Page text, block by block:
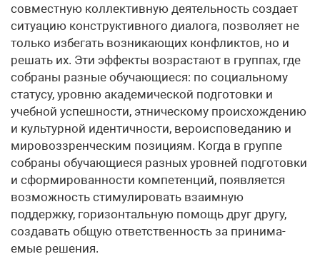
совместную коллективную деятельность создает
ситуацию конструктивного диалога, позволяет не
только избегать возникающих конфликтов, но и
решать их. Эти эффекты возрастают в группах, где
собраны разные обучающиеся: по социальному
статусу, уровню академической подготовки и
учебной успешности, этническому происхождению
и культурной идентичности, вероисповеданию и
мировоззренческим позициям. Когда в группе
собраны обучающиеся разных уровней подготовки
и сформированности компетенций, появляется
возможность стимулировать взаимную
поддержку, горизонтальную помощь друг другу,
создавать общую ответственность за принима­
емые решения.